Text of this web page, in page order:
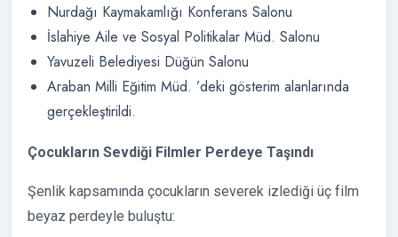
Nurdağı Kaymakamlığı Konferans Salonu
İslahiye Aile ve Sosyal Politikalar Müd. Salonu
Yavuzeli Belediyesi Düğün Salonu
Araban Milli Eğitim Müd. ’deki gösterim alanlarında
gerçekleştirildi.
Çocukların Sevdiği Filmler Perdeye Taşındı
Şenlik kapsamında çocukların severek izlediği üç film
beyaz perdeyle buluştu: